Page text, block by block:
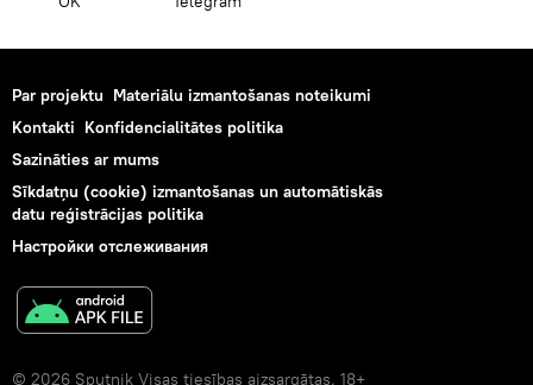
Par projektu Materiālu izmantošanas noteikumi
Kontakti Konfidencialitātes politika
Sazināties ar mums
Sīkdatņu (cookie) izmantošanas un automātiskās
datu reģistrācijas politika
Настройки отслеживания
© 2026 Sputnik Visas tiesības aizsargātas. 18+